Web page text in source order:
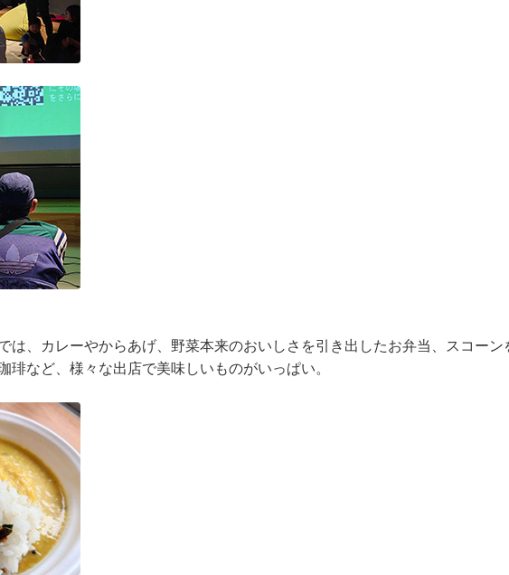
は、カレーやからあげ、野菜本来のおいしさを引き出したお弁当、スコーン
琲など、様々な出店で美味しいものがいっぱい。